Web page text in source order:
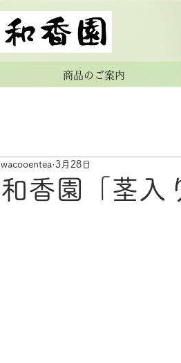
商品のご案内
和香園「茎入
wacooentea 3月28日